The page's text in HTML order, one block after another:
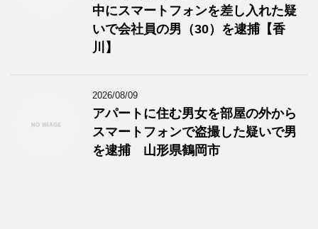
中にスマートフォンを差し入れた疑
いで会社員の男（30）を逮捕【香
川】
2026/08/09
アパートに住む男女を部屋の外から
スマートフォンで盗撮した疑いで男
を逮捕 山形県鶴岡市